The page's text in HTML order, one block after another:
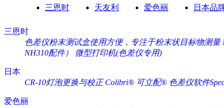
三恩时 天友利 爱色丽 日本品
三恩时
色差仪粉末测试盒使用方便，专注于粉末状目标物测量
NH310配件）
微型打印机(色差仪专用)
日本
CR-10灯泡更换与校正 Colibri® 可立配® 色差仪软件
爱色丽